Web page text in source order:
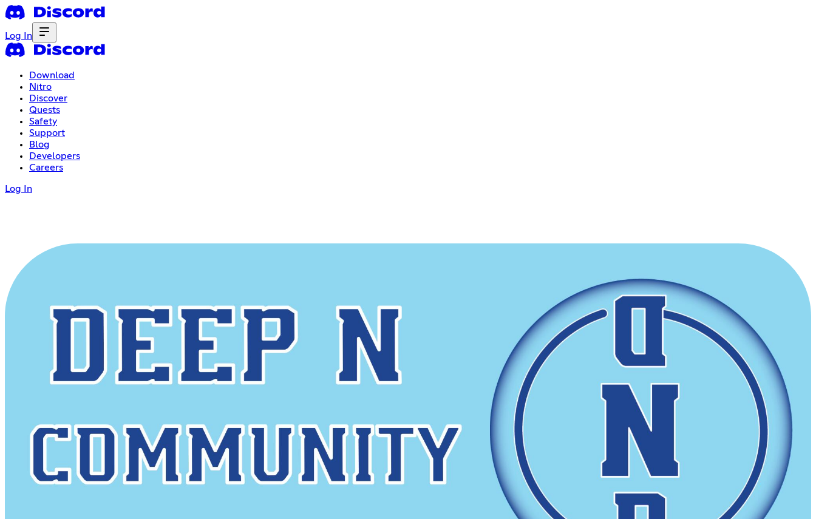
Log In
Download
Nitro
Discover
Quests
Safety
Support
Blog
Developers
Careers
Log In